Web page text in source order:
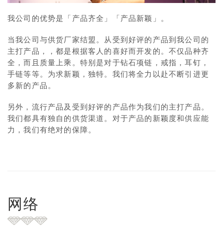
我公司的优势是「产品齐全」「产品新颖」。
当我公司与供货厂家结盟。从受到好评的产品到我公司的
主打产品，，都是根据客人的喜好而开发的。不仅品种齐
全，而且质量上乘。特别是对于钻石项链，戒指，耳钉，
手链等等。为求新颖，独特。我们将全力以赴不断引进更
多新的产品。
另外，流行产品及受到好评的产品作为我们的主打产品。
我们都具有独自的供货渠道。对于产品的新颖度和供应能
力，我们有绝对的保障。
网络